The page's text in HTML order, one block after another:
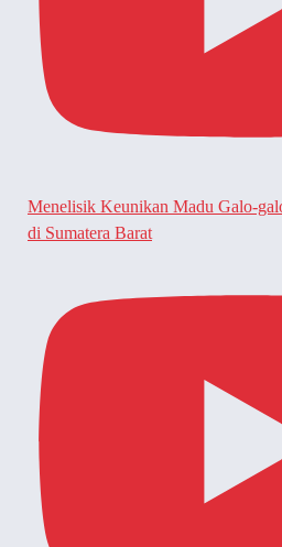
Menelisik Keunikan Madu Galo-
di Sumatera Barat